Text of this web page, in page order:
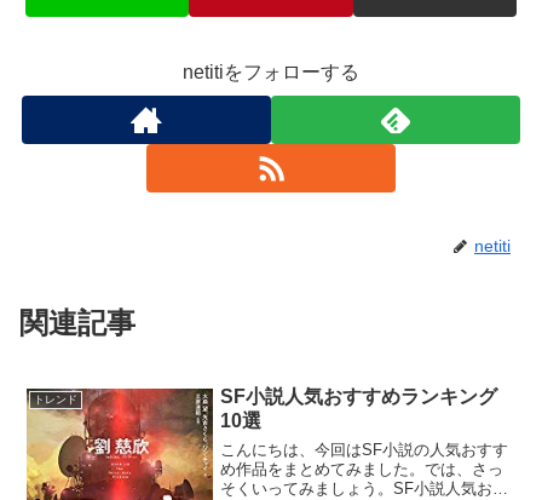
netitiをフォローする
netiti
関連記事
トレンド
SF小説人気おすすめランキング
10選
こんにちは、今回はSF小説の人気おすす
め作品をまとめてみました。では、さっ
そくいってみましょう。SF小説人気おす